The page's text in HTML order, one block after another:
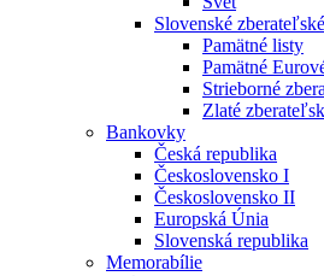
Slovenské
Pamätné listy
Pamätné
Strieborné
Zlaté
Bankovky
Česká republika
Československo I
Československo II
Europská Únia
Slovenská republika
Memorabílie